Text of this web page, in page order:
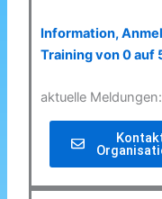
Information,
Training von 0 auf
aktuelle